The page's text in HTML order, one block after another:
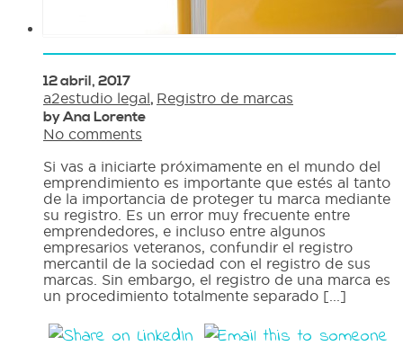
12 abril, 2017
a2estudio legal, Registro de marcas
by Ana Lorente
No comments
Si vas a iniciarte próximamente en el mundo del
emprendimiento es importante que estés al tanto
de la importancia de proteger tu marca mediante
su registro. Es un error muy frecuente entre
emprendedores, e incluso entre algunos
empresarios veteranos, confundir el registro
mercantil de la sociedad con el registro de sus
marcas. Sin embargo, el registro de una marca es
un procedimiento totalmente separado [...]